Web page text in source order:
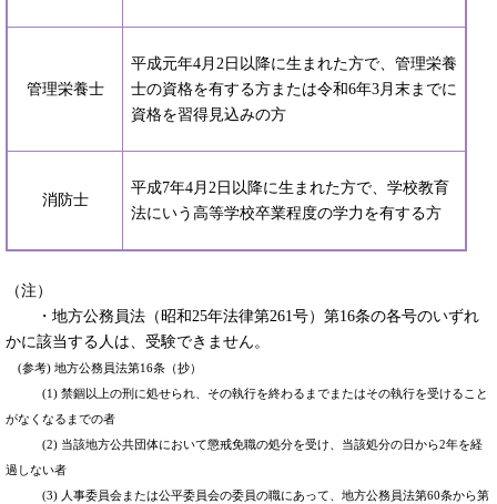
管理栄養士
平成元年4月2日以降に生まれた方で、管理栄養
士の資格を有する方または令和6年3月末までに
資格を習得見込みの方
消防士
平成7年4月2日以降に生まれた方で、学校教育
法にいう高等学校卒業程度の学力を有する方
（注）
・地方公務員法（昭和25年法律第261号）第16条の各号のいずれ
かに該当する人は、受験できません。
(参考) 地方公務員法第16条（抄）
(1) 禁錮以上の刑に処せられ、その執行を終わるまでまたはその執行を受けること
がなくなるまでの者
(2) 当該地方公共団体において懲戒免職の処分を受け、当該処分の日から2年を経
過しない者
(3) 人事委員会または公平委員会の委員の職にあって、地方公務員法第60条から第